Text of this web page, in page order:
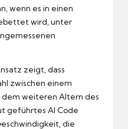
wenn es in einen
wird, unter
zeigt, dass
zwischen einem
dem weiteren Altern des
geführtes AI Code
die